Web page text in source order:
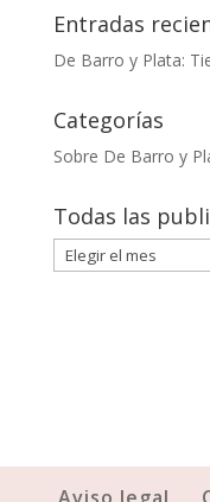
Entradas
De Barro y Plata:
Categorías
Sobre De Barro y
Todas las
Todas
las